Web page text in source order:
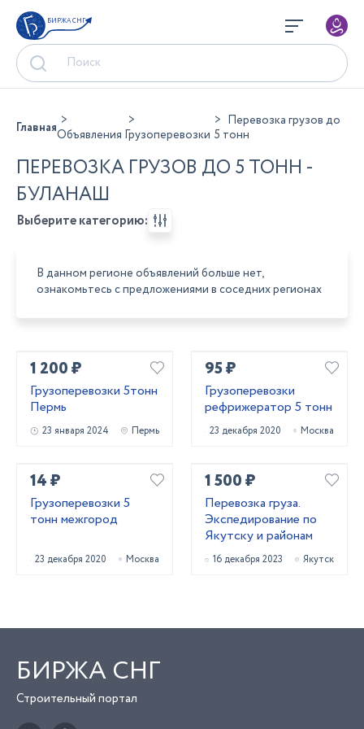
БИРЖА СНГ
ГлавнаяОбъявления Грузоперевозки
Перевозка грузов до
5 тонн
ПЕРЕВОЗКА ГРУЗОВ ДО 5 ТОНН -
БУЛАНАШ
Выберите категорию:
В данном регионе объявлений больше нет,
ознакомьтесь с предложениями в соседних регионах
1 200 ₽
Грузоперевозки 5тонн
Пермь
23 января 2024 Пермь
95 ₽
Грузоперевозки
рефрижератор 5 тонн
23 декабря 2020 Москва
14 ₽
Грузоперевозки 5
тонн межгород
23 декабря 2020 Москва
1 500 ₽
Перевозка груза.
Экспедирование по
Якутску и районам
16 декабря 2023 Якутск
БИРЖА СНГ
Строительный портал